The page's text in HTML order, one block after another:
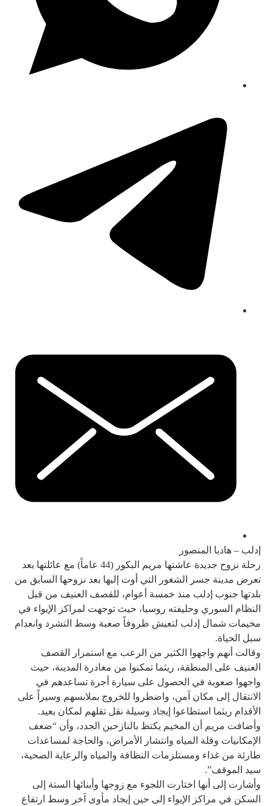
إدلب – هاديا المنصور
رحلة نزوح جديدة عاشتها مريم البكور (44 عاماً) مع عائلتها بعد
تعرض مدينة جسر الشغور التي أوت إليها بعد نزوحها السابق من
بلدتها جنوب إدلب منذ خمسة أعوام، للقصف العنيف من قبل
النظام السوري وحليفته روسيا، حيث توجهت لمراكز الإيواء في
مخيمات شمال إدلب لتعيش ظروفاً صعبة وسط التشرد وانعدام
سبل الحياة.
وقالت أنهم واجهوا الكثير من الرعب مع استمرار القصف
العنيف على المنطقة، ريثما تمكنوا من مغادرة المدينة، حيث
واجهوا صعوبة في الحصول على سيارة أجرة تساعدهم في
الانتقال إلى مكان آمن، واضطروا للخروج بملابسهم وسيراً على
الأقدام ريثما استطاعوا إيجاد وسيلة نقل تقلهم لمكان بعيد.
وأضافت مريم أن المخيم يكتظ بالنازحين الجدد، وأن “ضعف
الإمكانيات وقلة المياه وانتشار الأمراض، والحاجة لمساعدات
طارئة من غذاء ومستلزمات النظافة والمياه والرعاية الصحية،
سيد الموقف”.
وأشارت إلى أنها اختارت اللجوء مع زوجها وأبنائها الستة إلى
السكن في مراكز الإيواء إلى حين إيجاد مأوى آخر وسط ارتفاع